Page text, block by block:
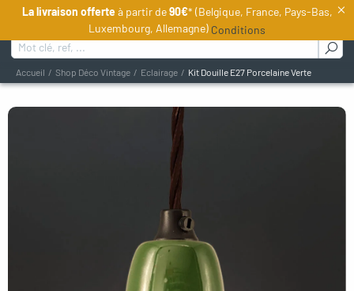
FR
Rechercher :
Accueil Shop Déco Vintage Eclairage Kit Douille E27 Porcelaine Verte
La livraison offerte à partir de90€* (Belgique, France, Pays-Bas,
Luxembourg, Allemagne) Conditions
×